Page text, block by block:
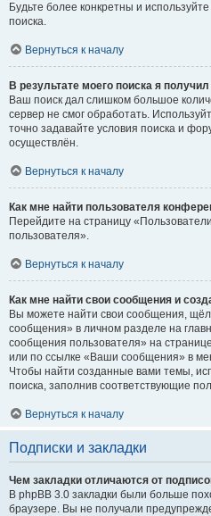
Будьте более конкретны и
поиска.
Вернуться к началу
В результате моего поиска я
Ваш поиск дал слишком большое
сервер не смог обработать.
точно задавайте условия поиска и
осуществлён.
Вернуться к началу
Как мне найти пользователя
Перейдите на страницу
пользователя».
Вернуться к началу
Как мне найти свои сообщения и
Вы можете найти свои сообщения,
сообщения» в личном разделе на
сообщения пользователя» на
или по ссылке «Ваши сообщения» в
Чтобы найти созданные вами темы,
поиска, заполнив соответствующие
Вернуться к началу
Подписки и закладки
Чем закладки отличаются от
В phpBB 3.0 закладки были больше
браузере. Вы не получали